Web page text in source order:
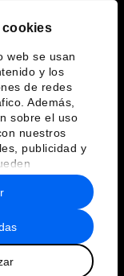
cookies
web se usan
y los
de redes
Además,
sobre el uso
nuestros
publicidad y
que les
hayan
que haya